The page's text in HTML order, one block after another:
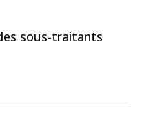
sous-traitants